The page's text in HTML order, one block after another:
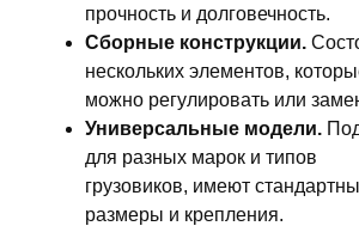
прочность и долговечность.
Сборные конструкции.
нескольких элементов,
можно регулировать или
Универсальные модели.
для разных марок и типов
грузовиков, имеют
размеры и крепления.